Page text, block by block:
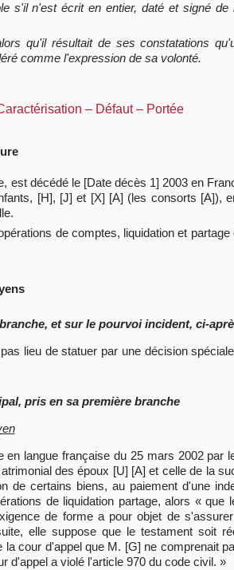
s'il n'est écrit en entier, daté et signé
qu'il résultait de ses constatations
comme l'expression de sa volonté.
– Défaut – Portée
est décédé le [Date décès 1] 2003 en
[H], [J] et [X] [A] (les consorts [A]),
de comptes, liquidation et
et sur le pourvoi incident, ci-
lieu de statuer par une décision
pris en sa première branche
langue française du 25 mars 2002 par
des époux [U] [A] et celle de la
de certains biens, au paiement d'une
de liquidation partage, alors « que
de forme a pour objet de
elle suppose que le testament soit
cour d'appel que M. [G] ne comprenait
d'appel a violé l'article 970 du code civil. »